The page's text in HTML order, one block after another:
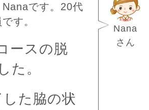
Nana
さん
です。20代
す。
ースの脱
た。
た脇の状